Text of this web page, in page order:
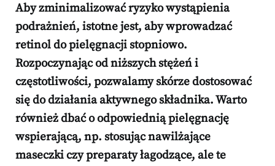
Aby zminimalizować ryzyko wystąpienia
podrażnień, istotne jest, aby wprowadzać
retinol do pielęgnacji stopniowo.
Rozpoczynając od niższych stężeń i
częstotliwości, pozwalamy skórze dostosować
się do działania aktywnego składnika. Warto
również dbać o odpowiednią pielęgnację
wspierającą, np. stosując nawilżające
maseczki czy preparaty łagodzące, ale te